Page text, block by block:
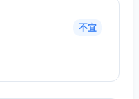
不宜